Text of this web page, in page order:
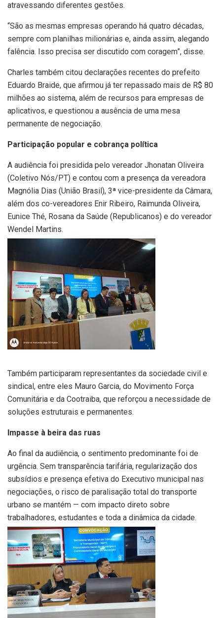
atravessando diferentes gestões.
“São as mesmas empresas operando há quatro décadas,
sempre com planilhas milionárias e, ainda assim, alegando
falência. Isso precisa ser discutido com coragem”, disse.
Charles também citou declarações recentes do prefeito
Eduardo Braide, que afirmou já ter repassado mais de R$ 80
milhões ao sistema, além de recursos para empresas de
aplicativos, e questionou a ausência de uma mesa
permanente de negociação.
Participação popular e cobrança política
A audiência foi presidida pelo vereador Jhonatan Oliveira
(Coletivo Nós/PT) e contou com a presença da vereadora
Magnólia Dias (União Brasil), 3ª vice-presidente da Câmara,
além dos co-vereadores Enir Ribeiro, Raimunda Oliveira,
Eunice Thé, Rosana da Saúde (Republicanos) e do vereador
Wendel Martins.
Também participaram representantes da sociedade civil e
sindical, entre eles Mauro Garcia, do Movimento Força
Comunitária e da Cootraiba, que reforçou a necessidade de
soluções estruturais e permanentes.
Impasse à beira das ruas
Ao final da audiência, o sentimento predominante foi de
urgência. Sem transparência tarifária, regularização dos
subsídios e presença efetiva do Executivo municipal nas
negociações, o risco de paralisação total do transporte
urbano se mantém — com impacto direto sobre
trabalhadores, estudantes e toda a dinâmica da cidade.